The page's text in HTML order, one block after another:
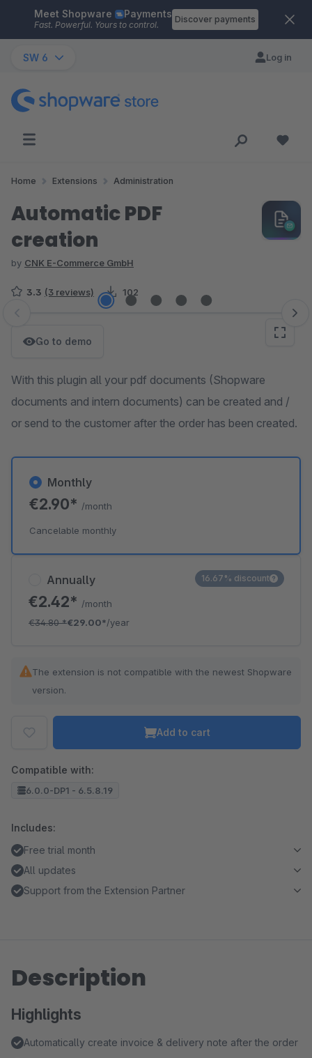
Skip to main content
Meet Shopware Payments
Fast. Powerful. Yours to control.
Discover payments
SW 6 Log in
Home Extensions Administration
Automatic PDF
creation
by CNK E-Commerce GmbH
3.3 (3 reviews) 102
Skip image gallery
Go to demo
With this plugin all your pdf documents (Shopware
documents and intern documents) can be created and /
or send to the customer after the order has been created.
Annually
€2.42* /month
€34.80*€29.00*/year
16.67% discount
Monthly
€2.90* /month
Cancelable monthly
The extension is not compatible with the newest Shopware
version.
Add to cart
Compatible with:
6.0.0-DP1 - 6.5.8.19
Includes:
Free trial month
All updates
Support from the Extension Partner
Description
Highlights
Automatically create invoice & delivery note after the order